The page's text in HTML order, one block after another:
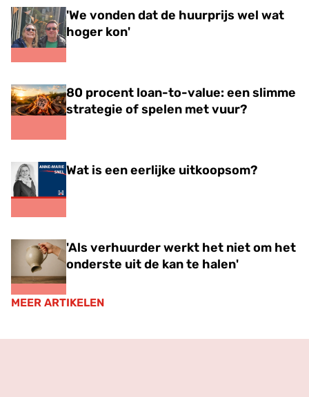
'We vonden dat de huurprijs wel wat
hoger kon'
80 procent loan-to-value: een slimme
strategie of spelen met vuur?
Wat is een eerlijke uitkoopsom?
'Als verhuurder werkt het niet om het
onderste uit de kan te halen'
MEER ARTIKELEN